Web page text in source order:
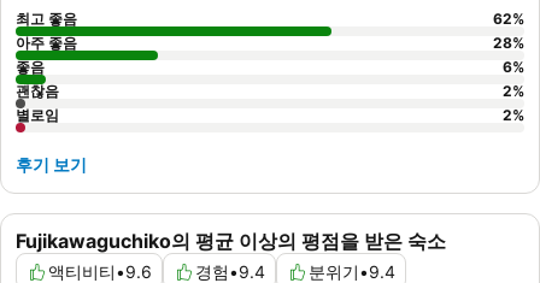
Fujikawaguchiko의 평균 이상의 평점을 받은 숙소
액티비티•9.6 경험•9.4 분위기•9.4
최고 좋음 62%
아주 좋음
28%
좋음
6%
괜찮음
2%
별로임
2%
후기 보기